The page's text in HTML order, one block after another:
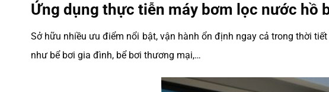
Ứng dụng thực tiễn máy bơm lọc nước hồ
Sở hữu nhiều ưu điểm nổi bật, vận hành ổn định ngay cả trong thời
như bể bơi gia đình, bể bơi thương mại,…